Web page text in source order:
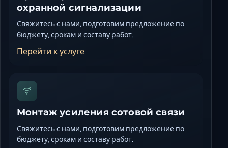
охранной сигнализации
Свяжитесь с нами, подготовим предложение по
бюджету, срокам и составу работ.
Перейти к услуге
Монтаж усиления сотовой связи
Свяжитесь с нами, подготовим предложение по
бюджету, срокам и составу работ.